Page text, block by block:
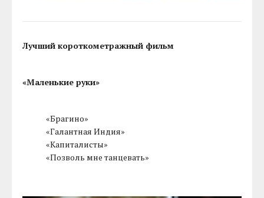
Лучший короткометражный фильм
«Маленькие руки»
«Брагино»
«Галантная Индия»
«Капиталисты»
«Позволь мне танцевать»